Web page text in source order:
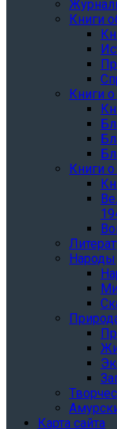
Книги
Книги
Книги
Народы
Карта сайта